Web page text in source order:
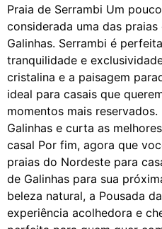
Praia de Serrambi Um
considerada uma das
Galinhas. Serrambi é
tranquilidade e
cristalina e a paisagem
ideal para casais que
momentos mais reservados.
Galinhas e curta as
casal Por fim, agora que
praias do Nordeste para
de Galinhas para sua
beleza natural, a Pousada
experiência acolhedora e